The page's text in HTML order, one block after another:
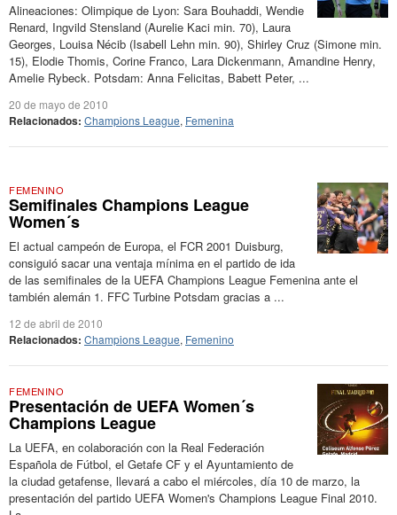
Alineaciones: Olimpique de Lyon: Sara Bouhaddi, Wendie
Renard, Ingvild Stensland (Aurelie Kaci min. 70), Laura
Georges, Louisa Nécib (Isabell Lehn min. 90), Shirley Cruz (Simone min.
15), Elodie Thomis, Corine Franco, Lara Dickenmann, Amandine Henry,
Amelie Rybeck. Potsdam: Anna Felicitas, Babett Peter, ...
20 de mayo de 2010
Relacionados: Champions League, Femenina
FEMENINO
Semifinales Champions League
Women´s
El actual campeón de Europa, el FCR 2001 Duisburg,
consiguió sacar una ventaja mínima en el partido de ida
de las semifinales de la UEFA Champions League Femenina ante el
también alemán 1. FFC Turbine Potsdam gracias a ...
12 de abril de 2010
Relacionados: Champions League, Femenino
FEMENINO
Presentación de UEFA Women´s
Champions League
La UEFA, en colaboración con la Real Federación
Española de Fútbol, el Getafe CF y el Ayuntamiento de
la ciudad getafense, llevará a cabo el miércoles, día 10 de marzo, la
presentación del partido UEFA Women's Champions League Final 2010.